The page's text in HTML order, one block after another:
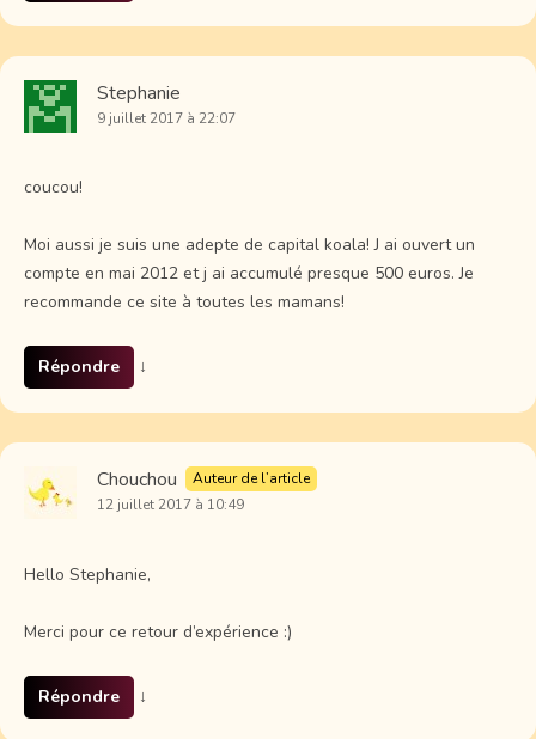
Stephanie
9 juillet 2017 à 22:07
coucou!
Moi aussi je suis une adepte de capital koala! J ai ouvert un
compte en mai 2012 et j ai accumulé presque 500 euros. Je
recommande ce site à toutes les mamans!
Répondre ↓
Chouchou
Auteur de l’article
12 juillet 2017 à 10:49
Hello Stephanie,
Merci pour ce retour d’expérience :)
Répondre ↓